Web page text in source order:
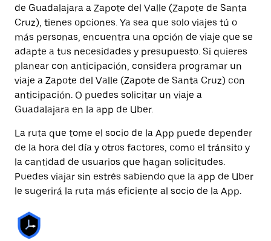
de Guadalajara a Zapote del Valle (Zapote de Santa
Cruz), tienes opciones. Ya sea que solo viajes tú o
más personas, encuentra una opción de viaje que se
adapte a tus necesidades y presupuesto. Si quieres
planear con anticipación, considera programar un
viaje a Zapote del Valle (Zapote de Santa Cruz) con
anticipación. O puedes solicitar un viaje a
Guadalajara en la app de Uber.
La ruta que tome el socio de la App puede depender
de la hora del día y otros factores, como el tránsito y
la cantidad de usuarios que hagan solicitudes.
Puedes viajar sin estrés sabiendo que la app de Uber
le sugerirá la ruta más eficiente al socio de la App.